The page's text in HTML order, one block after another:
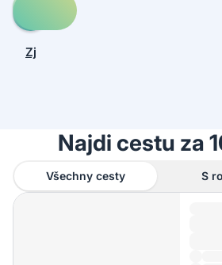
Prohledej
cesty
Zjistit,
Najdi cestu za
Všechny cesty S